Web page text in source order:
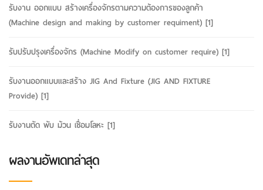
รับงาน ออกแบบ สร้างเครื่องจักรตามความต้องการของลูกค้า
(Machine design and making by customer requiment) [1]
รับปรับปรุงเครื่องจักร (Machine Modify on customer require) [1]
รับงานออกแบบและสร้าง JIG And Fixture (JIG AND FIXTURE
Provide) [1]
รับงานตัด พับ ม้วน เชื่อมโลหะ [1]
ผลงานอัพเดทล่าสุด